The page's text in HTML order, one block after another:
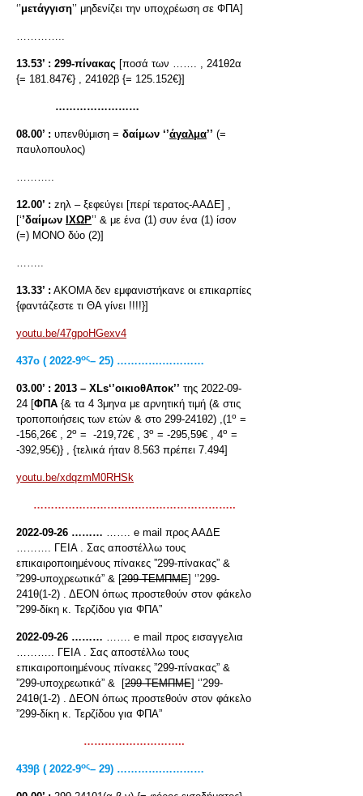
‘’μετάγγιση’’ μηδενίζει την υποχρέωση σε ΦΠΑ]
…………..
13.53’ : 299-πίνακας [ποσά των ……. , 241θ2α
{= 181.847€} , 241θ2β {= 125.152€}]
……………………
08.00’ : υπενθύμιση = δαίμων ‘’άγαλμα’’ (=
παυλοπουλος)
………..
12.00’ : zηλ – ξεφεύγει [περί τερατος-ΑΑΔΕ] ,
[‘’δαίμων ΙΧΩΡ’’ & με ένα (1) συν ένα (1) ίσον
(=) ΜΟΝΟ δύο (2)]
……..
13.33’ : ΑΚΟΜΑ δεν εμφανιστήκανε οι επικαρπίες
{φαντάζεστε τι ΘΑ γίνει !!!!}]
youtu.be/47gpoHGexv4
437ο ( 2022-9ος– 25) ………….…………
03.00’ : 2013 – XLs‘’οικιοθΑποκ’’ της 2022-09-
24 [ΦΠΑ {& τα 4 3μηνα με αρνητική τιμή (& στις
τροποποιήσεις των ετών & στο 299-241θ2) ,(1ο =
-156,26€ , 2ο = -219,72€ , 3ο = -295,59€ , 4ο =
-392,95€)} , {τελικά ήταν 8.563 πρέπει 7.494]
youtu.be/xdqzmM0RHSk
………………………..………………………..
2022-09-26 ……… ……. e mail προς ΑΑΔΕ
………. ΓΕΙΑ . Σας αποστέλλω τους
επικαιροποιημένους πίνακες ”299-πίνακας” &
”299-υποχρεωτικά” & [299-ΤΕΜΠΜΕ] ‘’299-
241θ(1-2) . ΔΕΟΝ όπως προστεθούν στον φάκελο
”299-δίκη κ. Τερζίδου για ΦΠΑ”
2022-09-26 ……… ……. e mail προς εισαγγελια
……….. ΓΕΙΑ . Σας αποστέλλω τους
επικαιροποιημένους πίνακες ”299-πίνακας” &
”299-υποχρεωτικά” & [299-ΤΕΜΠΜΕ] ‘’299-
241θ(1-2) . ΔΕΟΝ όπως προστεθούν στον φάκελο
”299-δίκη κ. Τερζίδου για ΦΠΑ”
………………………..
439β ( 2022-9ος– 29) ………….…………